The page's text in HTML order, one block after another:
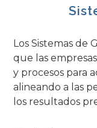
Los Sistemas de
que las
y procesos para
alineando a las
los resultados